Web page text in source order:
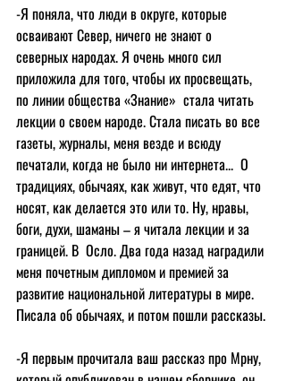
-Я поняла, что люди в округе, которые
осваивают Север, ничего не знают о
северных народах. Я очень много сил
приложила для того, чтобы их просвещать,
по линии общества «Знание»  стала читать
лекции о своем народе. Стала писать во все
газеты, журналы, меня везде и всюду
печатали, когда не было ни интернета...  О
традициях, обычаях, как живут, что едят, что
носят, как делается это или то. Ну, нравы,
боги, духи, шаманы – я читала лекции и за
границей. В  Осло. Два года назад наградили
меня почетным дипломом и премией за
развитие национальной литературы в мире.
Писала об обычаях, и потом пошли рассказы.
-Я первым прочитала ваш рассказ про Мрну,